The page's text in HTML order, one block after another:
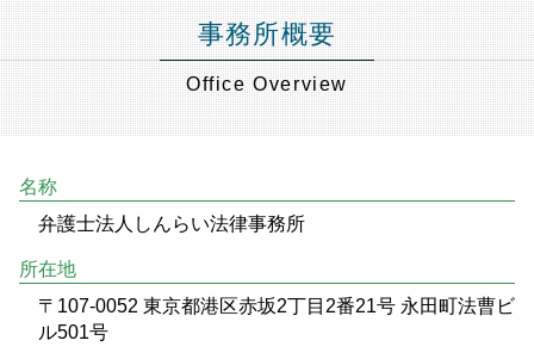
事務所概要
Office Overview
名称
弁護士法人しんらい法律事務所
所在地
〒107-0052 東京都港区赤坂2丁目2番21号 永田町法曹ビ
ル501号